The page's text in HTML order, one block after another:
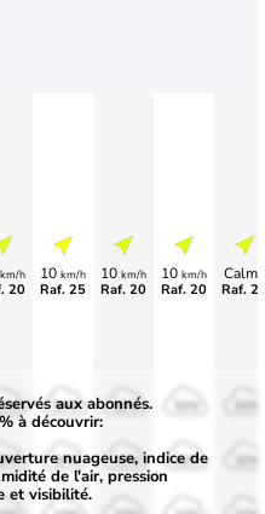
km/h
20
10 km/h
Raf. 25
10 km/h
Raf. 20
10 km/h
Raf. 20
Calme
Raf.
50%
30%
50%
30%
50%
30%
aux abonnés.
à découvrir:
nuageuse, indice de
de l'air, pression
et visibilité.